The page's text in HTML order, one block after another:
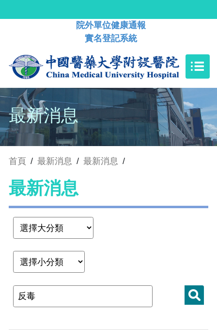
院外單位健康通報
實名登記系統
最新消息
首頁 / 最新消息 / 最新消息 /
最新消息